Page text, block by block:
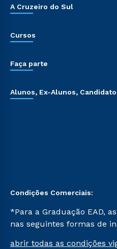
A Cruzeiro do Sul
Cursos
Faça parte
Alunos, Ex-Alunos,
Condições Comerciais:
*Para a Graduação EAD,
nas seguintes formas de
abrir todas as condições